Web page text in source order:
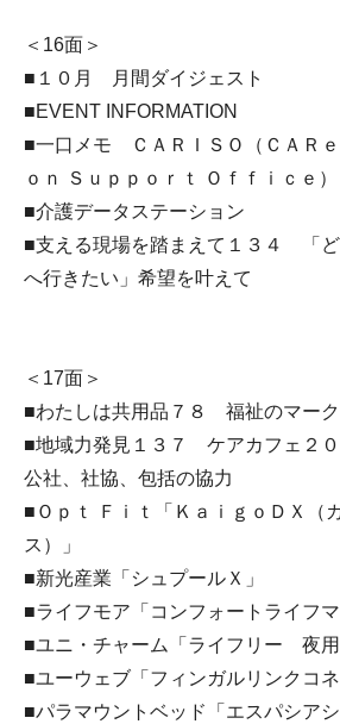
＜16面＞
■１０月 月間ダイジェスト
■EVENT INFORMATION
■一口メモ ＣＡＲＩＳＯ（ＣＡＲｅ
ｏｎ Ｓｕｐｐｏｒｔ Ｏｆｆｉｃｅ）
■介護データステーション
■支える現場を踏まえて１３４ 「
へ行きたい」希望を叶えて
＜17面＞
■わたしは共用品７８ 福祉のマーク
■地域力発見１３７ ケアカフェ２
公社、社協、包括の協力
■Ｏｐｔ Ｆｉｔ「ＫａｉｇｏＤＸ（
ス）」
■新光産業「シュプールＸ」
■ライフモア「コンフォートライフマ
■ユニ・チャーム「ライフリー 夜用
■ユーウェブ「フィンガルリンクコネ
■パラマウントベッド「エスパシア